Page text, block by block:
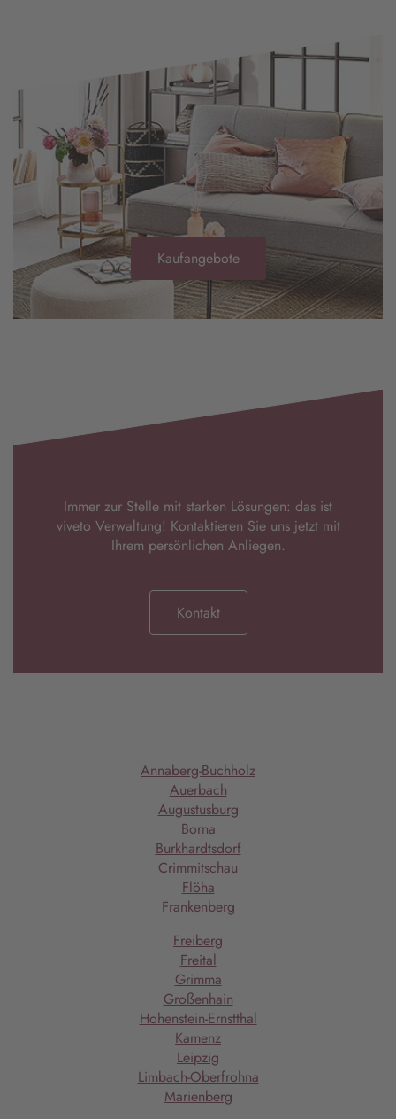
Kaufangebote
Immer zur Stelle mit starken Lösungen: das ist
viveto Verwaltung! Kontaktieren Sie uns jetzt mit
Ihrem persönlichen Anliegen.
Kontakt
Annaberg-Buchholz
Auerbach
Augustusburg
Borna
Burkhardtsdorf
Crimmitschau
Flöha
Frankenberg
Freiberg
Freital
Grimma
Großenhain
Hohenstein-Ernstthal
Kamenz
Leipzig
Limbach-Oberfrohna
Marienberg